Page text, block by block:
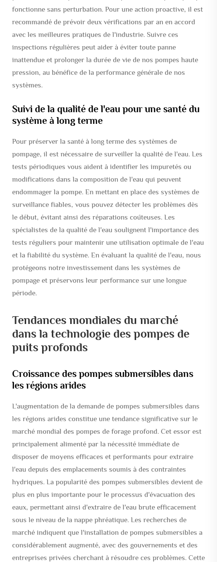
fonctionne sans perturbation. Pour une action proactive, il est
recommandé de prévoir deux vérifications par an en accord
avec les meilleures pratiques de l'industrie. Suivre ces
inspections régulières peut aider à éviter toute panne
inattendue et prolonger la durée de vie de nos pompes haute
pression, au bénéfice de la performance générale de nos
systèmes.
Suivi de la qualité de l'eau pour une santé du
système à long terme
Pour préserver la santé à long terme des systèmes de
pompage, il est nécessaire de surveiller la qualité de l'eau. Les
tests périodiques vous aident à identifier les impuretés ou
modifications dans la composition de l'eau qui peuvent
endommager la pompe. En mettant en place des systèmes de
surveillance fiables, vous pouvez détecter les problèmes dès
le début, évitant ainsi des réparations coûteuses. Les
spécialistes de la qualité de l'eau soulignent l'importance des
tests réguliers pour maintenir une utilisation optimale de l'eau
et la fiabilité du système. En évaluant la qualité de l'eau, nous
protégeons notre investissement dans les systèmes de
pompage et préservons leur performance sur une longue
période.
Tendances mondiales du marché
dans la technologie des pompes de
puits profonds
Croissance des pompes submersibles dans
les régions arides
L'augmentation de la demande de pompes submersibles dans
les régions arides constitue une tendance significative sur le
marché mondial des pompes de forage profond. Cet essor est
principalement alimenté par la nécessité immédiate de
disposer de moyens efficaces et performants pour extraire
l'eau depuis des emplacements soumis à des contraintes
hydriques. La popularité des pompes submersibles devient de
plus en plus importante pour le processus d'évacuation des
eaux, permettant ainsi d'extraire de l'eau brute efficacement
sous le niveau de la nappe phréatique. Les recherches de
marché indiquent que l'installation de pompes submersibles a
considérablement augmenté, avec des gouvernements et des
entreprises privées cherchant à résoudre ces problèmes. Cette